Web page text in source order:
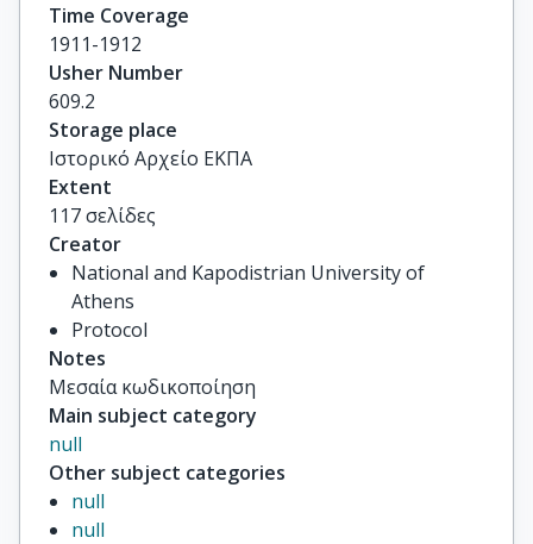
Time Coverage
1911-1912
Usher Number
609.2
Storage place
Ιστορικό Αρχείο ΕΚΠΑ
Extent
117 σελίδες
Creator
National and Kapodistrian University of
Athens
Protocol
Notes
Μεσαία κωδικοποίηση
Main subject category
null
Other subject categories
null
null